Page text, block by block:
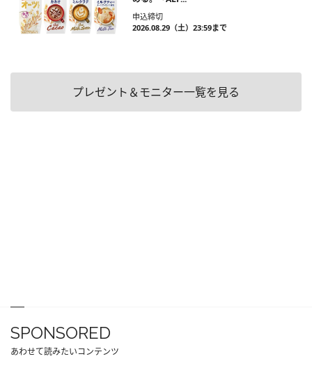
申込締切
2026.08.29（土）23:59まで
プレゼント＆モニター一覧を見る
SPONSORED
あわせて読みたいコンテンツ